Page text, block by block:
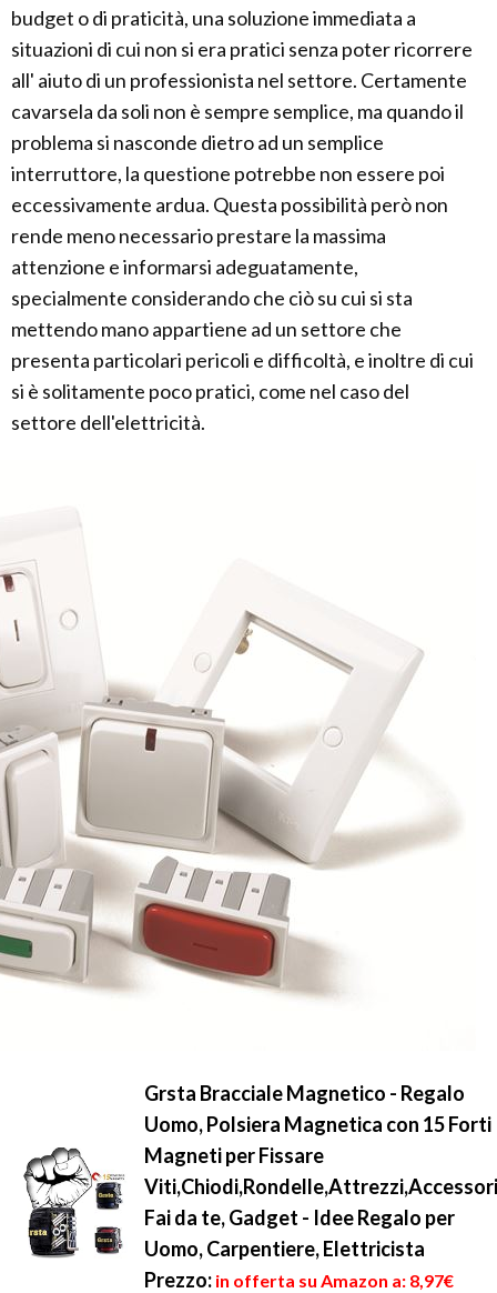
budget o di praticità, una soluzione immediata a
situazioni di cui non si era pratici senza poter ricorrere
all' aiuto di un professionista nel settore. Certamente
cavarsela da soli non è sempre semplice, ma quando il
problema si nasconde dietro ad un semplice
interruttore, la questione potrebbe non essere poi
eccessivamente ardua. Questa possibilità però non
rende meno necessario prestare la massima
attenzione e informarsi adeguatamente,
specialmente considerando che ciò su cui si sta
mettendo mano appartiene ad un settore che
presenta particolari pericoli e difficoltà, e inoltre di cui
si è solitamente poco pratici, come nel caso del
settore dell'elettricità.
Grsta Bracciale Magnetico - Regalo
Uomo, Polsiera Magnetica con 15 Forti
Magneti per Fissare
Viti,Chiodi,Rondelle,Attrezzi,Accessori
Fai da te, Gadget - Idee Regalo per
Uomo, Carpentiere, Elettricista
Prezzo: in offerta su Amazon a: 8,97€